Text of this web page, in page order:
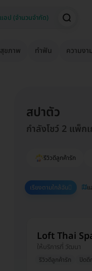
สุขภาพ ทำฟัน ความงา
สปาตัว
กำลังโชว์ 2 แพ็ก
รีวิวดีลูกค้ารัก
เรียงตามใกล้ฉัน
Loft Thai
ให้บริการที่ วัฒนา
รีวิวดีลูกค้ารัก ปิดดึ